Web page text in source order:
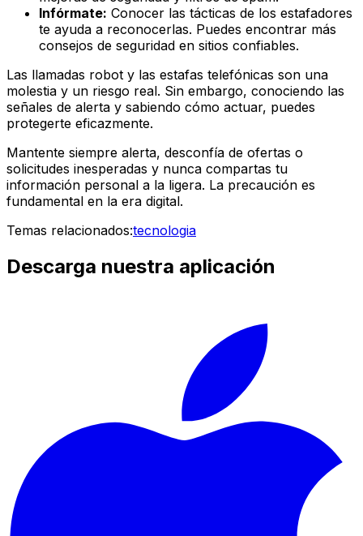
Infórmate: Conocer las tácticas de los estafadores
te ayuda a reconocerlas. Puedes encontrar más
consejos de seguridad en sitios confiables.
Las llamadas robot y las estafas telefónicas son una
molestia y un riesgo real. Sin embargo, conociendo las
señales de alerta y sabiendo cómo actuar, puedes
protegerte eficazmente.
Mantente siempre alerta, desconfía de ofertas o
solicitudes inesperadas y nunca compartas tu
información personal a la ligera. La precaución es
fundamental en la era digital.
Temas relacionados:tecnologia
Descarga nuestra aplicación